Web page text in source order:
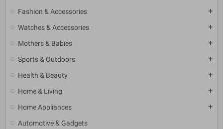
Fashion & Accessories add
Watches & Accessories add
Mothers & Babies add
Sports & Outdoors add
Health & Beauty add
Home & Living add
Home Appliances add
Automotive & Gadgets